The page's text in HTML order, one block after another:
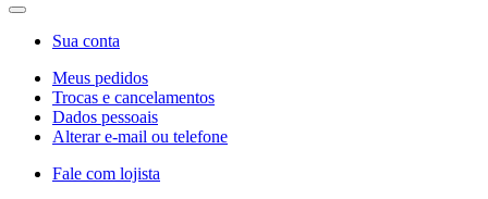
Sua conta
Meus pedidos
Trocas e cancelamentos
Dados pessoais
Alterar e-mail ou telefone
Fale com lojista